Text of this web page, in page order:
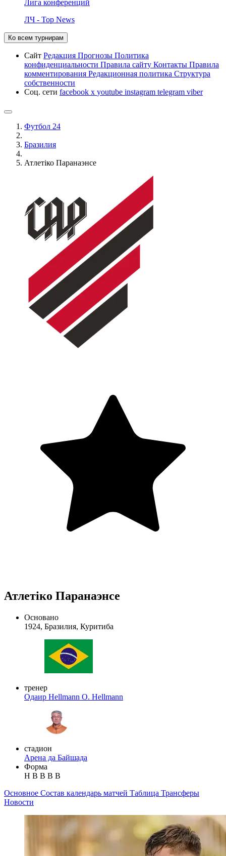
Лига конференций
ЛЧ - Top News
Ко всем турнирам
Сайт Редакция Прогнозы Политика
конфиденциальности Правила сайту Контакты Правила
комментирования Редакционная политика Структура
собственности
Соц. сети facebook x youtube instagram telegram viber
Футбол 24
Бразилия
Атлетіко Паранаэнсе
Атлетіко Паранаэнсе
Основано
1924, Бразилия, Куритиба
тренер
Одаир Hellmann О. Hellmann
стадион
Арена да Байшада
Форма
Н В В В В
Основное Состав календарь матчей Таблица Трансферы
Новости